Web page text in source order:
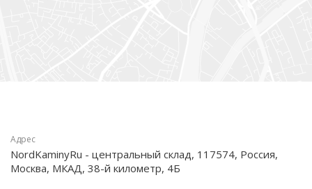
Адрес
NordKaminyRu - центральный склад, 117574, Россия,
Москва, МКАД, 38-й километр, 4Б